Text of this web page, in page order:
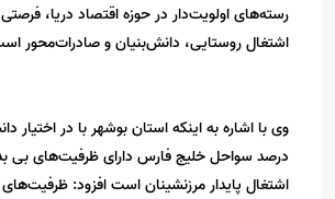
رسته‌های اولویت‌دار در حوزه اقتصاد دریا،
اشتغال روستایی، دانش‌بنیان و صادرات‌محور
درصد سواحل خلیج فارس دارای ظرفیت‌های بی
اشتغال پایدار مرزنشینان است افزود: